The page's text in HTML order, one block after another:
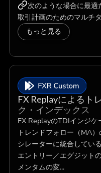
次のような場合に最適
取引計画のためのマルチ
もっと見る
FX Replayによるト
ク・インデックス
FX ReplayのTDIインジケ
トレンドフォロー（MA
シレーターに統合してい
エントリー／エグジット
メンタムの変...